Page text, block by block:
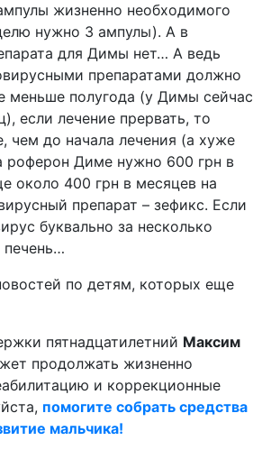
жизненно необходимого
нужно 3 ампулы). А в
для Димы нет… А ведь
препаратами должно
меньше полугода (у Димы сейчас
если лечение прервать, то
чем до начала лечения (а хуже
роферон Диме нужно 600 грн в
около 400 грн в месяцев на
препарат – зефикс. Если
буквально за несколько
по детям, которых еще
пятнадцатилетний Максим
продолжать жизненно
и коррекционные
помогите собрать средства
мальчика!